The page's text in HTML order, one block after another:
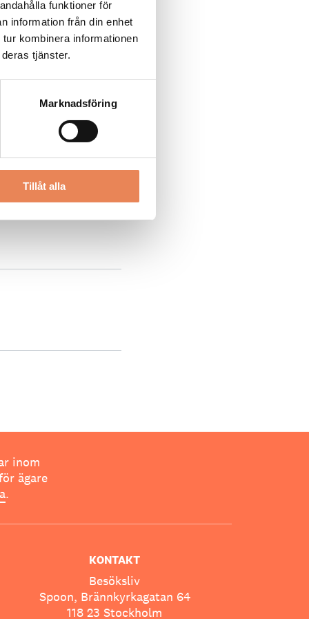
funktioner för
information från din enhet
kombinera informationen
tjänster.
Marknadsföring
Tillåt alla
inom
ägare
.
KONTAKT
Besöksliv
Spoon, Brännkyrkagatan 64
118 23 Stockholm